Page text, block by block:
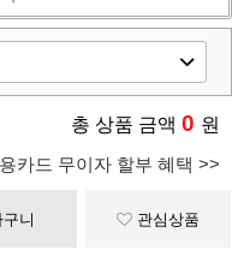
총 상품 금액 0 원
카드 무이자 할부 혜택 >>
니 관심상품